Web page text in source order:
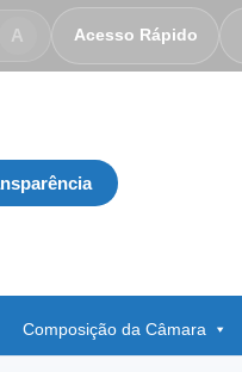
A Acesso Rápido
Composição da Câmara